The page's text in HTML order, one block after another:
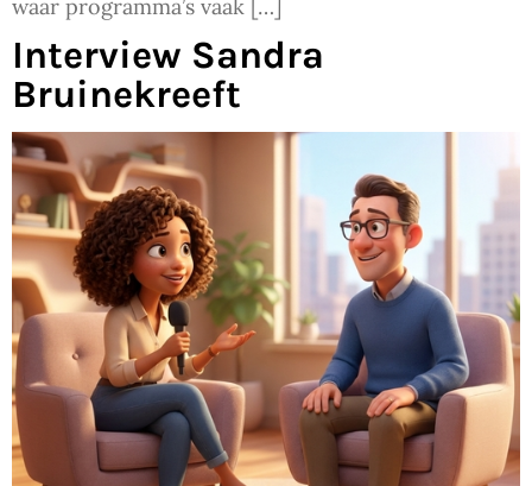
waar programma’s vaak […]
Interview Sandra
Bruinekreeft